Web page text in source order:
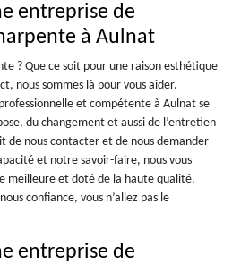
entreprise de
à Aulnat
? Que ce soit pour une raison esthétique
nous sommes là pour vous aider.
et compétente à Aulnat se
du changement et aussi de l’entretien
de nous contacter et de nous demander
et notre savoir-faire, nous vous
meilleure et doté de la haute qualité.
confiance, vous n’allez pas le
entreprise de